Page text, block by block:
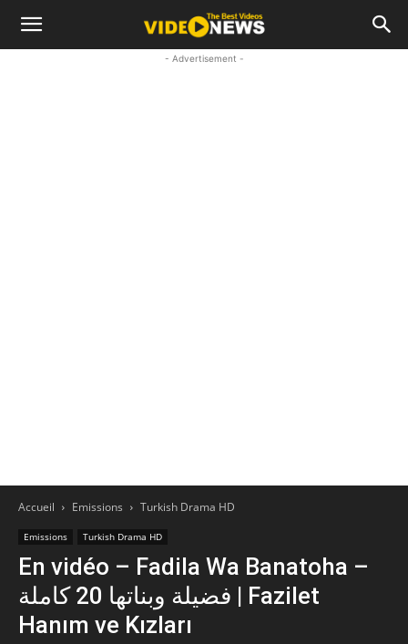
- Advertisement -
Accueil Emissions Turkish Drama HD
Emissions Turkish Drama HD
En vidéo – Fadila Wa Banatoha –
فضيلة وبناتها 20 كاملة | Fazilet
Hanım ve Kızları